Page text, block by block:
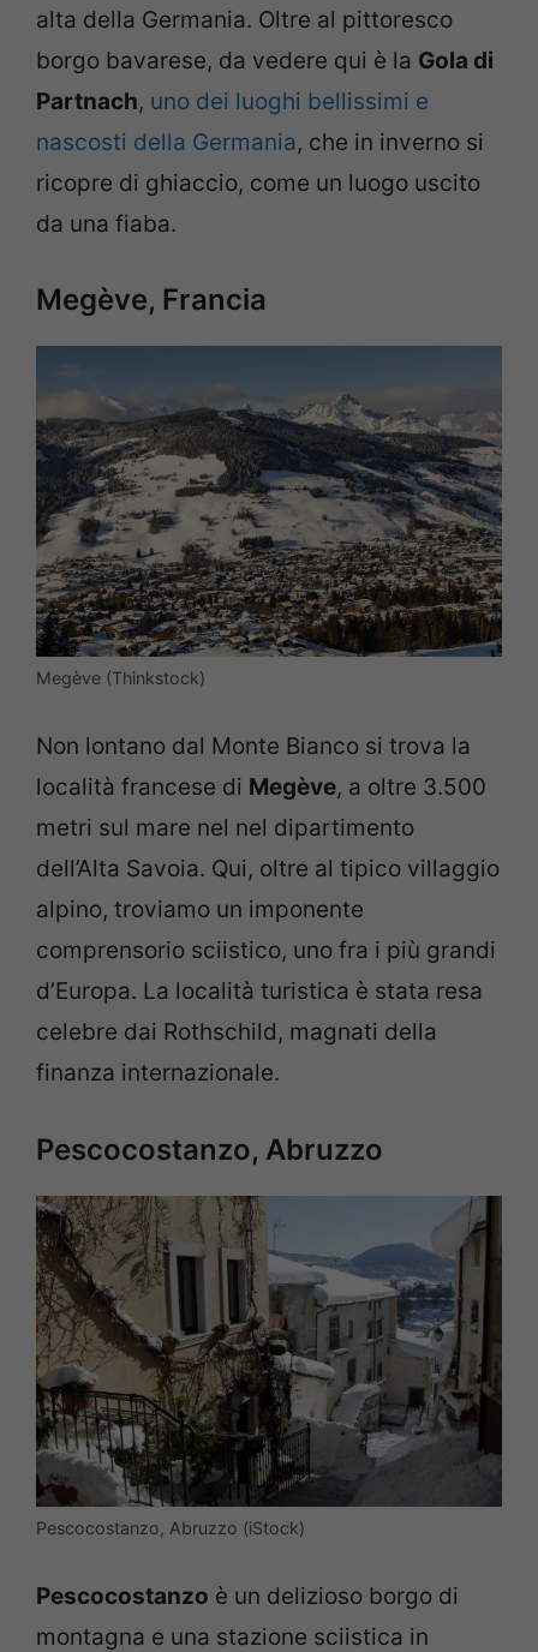
alta della Germania. Oltre al pittoresco
borgo bavarese, da vedere qui è la Gola di
Partnach, uno dei luoghi bellissimi e
nascosti della Germania, che in inverno si
ricopre di ghiaccio, come un luogo uscito
da una fiaba.
Megève, Francia
Megève (Thinkstock)
Non lontano dal Monte Bianco si trova la
località francese di Megève, a oltre 3.500
metri sul mare nel nel dipartimento
dell’Alta Savoia. Qui, oltre al tipico villaggio
alpino, troviamo un imponente
comprensorio sciistico, uno fra i più grandi
d’Europa. La località turistica è stata resa
celebre dai Rothschild, magnati della
finanza internazionale.
Pescocostanzo, Abruzzo
Pescocostanzo, Abruzzo (iStock)
Pescocostanzo è un delizioso borgo di
montagna e una stazione sciistica in